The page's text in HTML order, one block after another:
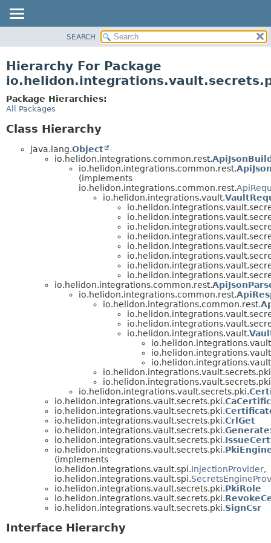
PACKAGE
USE
TREE
SEARCH
Hierarchy For Package
Package Hierarchies:
All Packages
Class Hierarchy
java.lang.Object
io.helidon.integrations.common.rest.
io.helidon.integrations.common.rest.
(implements
io.helidon.integrations.common.rest.
io.helidon.integrations.vault.
io.helidon.integrations.common.rest.
io.helidon.integrations.common.rest.
io.helidon.integrations.common.rest.
io.helidon.integrations.vault.
io.helidon.integrations.vault.secrets.pki.
io.helidon.integrations.vault.secrets.pki.
io.helidon.integrations.vault.secrets.pki.
io.helidon.integrations.vault.secrets.pki.CrlGet
io.helidon.integrations.vault.secrets.pki.
io.helidon.integrations.vault.secrets.pki.
io.helidon.integrations.vault.secrets.pki.
(implements
io.helidon.integrations.vault.spi.InjectionProvider,
io.helidon.integrations.vault.spi.
io.helidon.integrations.vault.secrets.pki.PkiRole
io.helidon.integrations.vault.secrets.pki.
io.helidon.integrations.vault.secrets.pki.SignCsr
Interface Hierarchy